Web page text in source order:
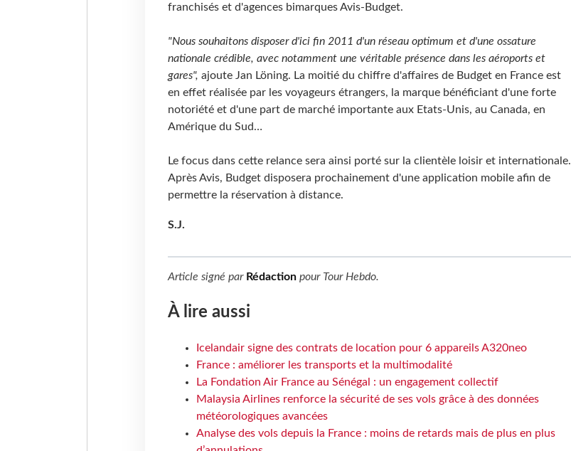
franchisés et d'agences bimarques Avis-Budget.
"Nous souhaitons disposer d'ici fin 2011 d'un réseau optimum et d'une ossature
nationale crédible, avec notamment une véritable présence dans les aéroports et
gares", ajoute Jan Löning. La moitié du chiffre d'affaires de Budget en France est
en effet réalisée par les voyageurs étrangers, la marque bénéficiant d'une forte
notoriété et d'une part de marché importante aux Etats-Unis, au Canada, en
Amérique du Sud…
Le focus dans cette relance sera ainsi porté sur la clientèle loisir et internationale.
Après Avis, Budget disposera prochainement d'une application mobile afin de
permettre la réservation à distance.
S.J.
Article signé par Rédactionpour Tour Hebdo.
À lire aussi
Icelandair signe des contrats de location pour 6 appareils A320neo
France : améliorer les transports et la multimodalité
La Fondation Air France au Sénégal : un engagement collectif
Malaysia Airlines renforce la sécurité de ses vols grâce à des données
météorologiques avancées
Analyse des vols depuis la France : moins de retards mais de plus en plus